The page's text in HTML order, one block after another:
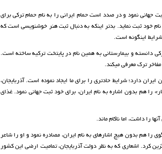
جهانی نمود و در صدد است حمام ایرانی را به نام حمام ترکی برای
خود ثبت نماید. بدتر اینکه به دنبال ثبت هنر خوشنویسی است که
این­گونه است.
دانسته و بیمارستانی به همین نام در پایتخت ترکیه ساخته است.
مفاخر ترک معرفی می­کند.
دارد؛ شرایط حادتری را برای ما ایجاد نموده است. آذربایجان،
را هم بدون اشاره به نام ایران، برای خود ثبت جهانی نمود. غذای
را داشت، اما ناکام ماند.
را هم بدون هیچ اشاره­ای به نام ایران، مصادره نمود و او را شاعر
کرد. اشعاری که به نظر دولت آذربایجان، تمامیت ارضی این کشور